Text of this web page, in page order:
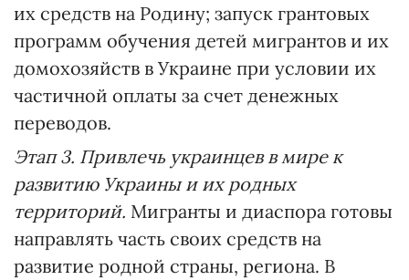
их средств на Родину; запуск грантовых
программ обучения детей мигрантов и их
домохозяйств в Украине при условии их
частичной оплаты за счет денежных
переводов.
Этап 3. Привлечь украинцев в мире к
развитию Украины и их родных
территорий. Мигранты и диаспора готовы
направлять часть своих средств на
развитие родной страны, региона. В